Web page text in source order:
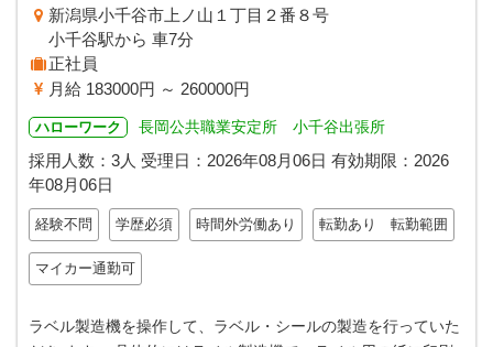
新潟県小千谷市上ノ山１丁目２番８号
小千谷駅から 車7分
正社員
月給 183000円 ～ 260000円
ハローワーク 長岡公共職業安定所 小千谷出張所
採用人数：3人 受理日： 2026年08月06日 有効期限： 2026
年08月06日
経験不問 学歴必須 時間外労働あり 転勤あり 転勤範囲
マイカー通勤可
ラベル製造機を操作して、ラベル・シールの製造を行っていた